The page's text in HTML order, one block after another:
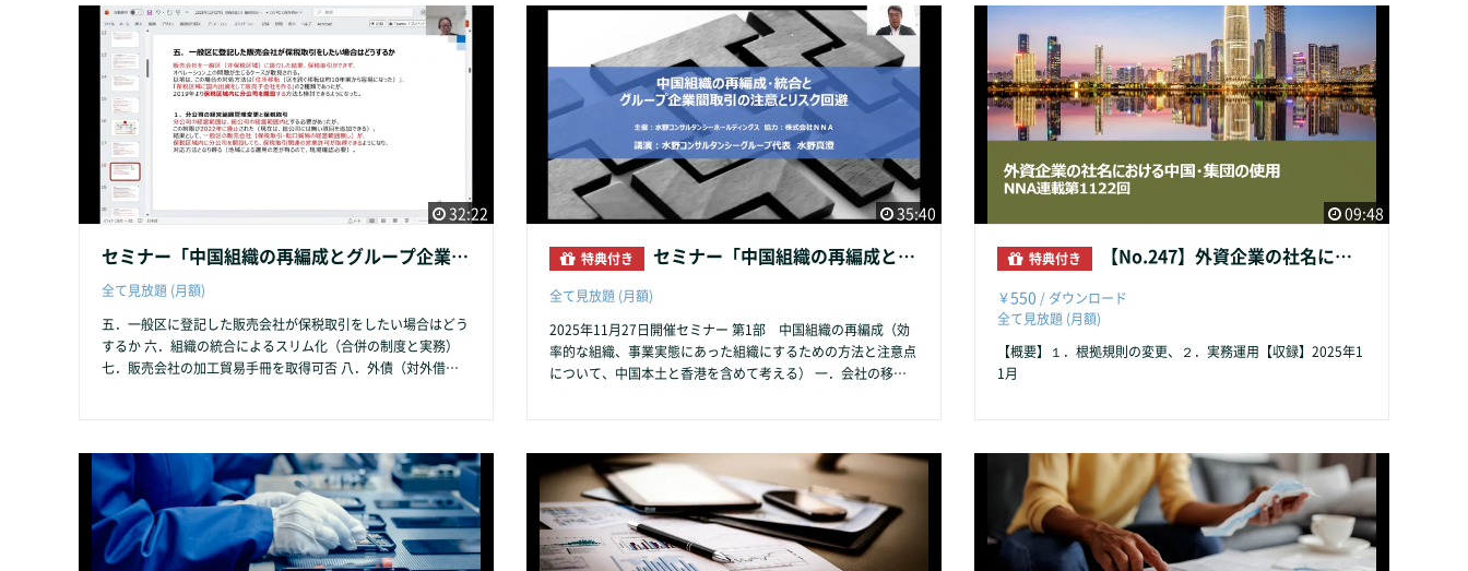
32:22
セミナー「中国組織の再編成とグループ企業間取引の注意とリスク回避」（2）
全て見放題 (月額)
五．一般区に登記した販売会社が保税取引をしたい場合はどう
するか 六．組織の統合によるスリム化（合併の制度と実務）
七．販売会社の加工貿易手冊を取得可否 八．外債（対外借入
35:40
特典付き セミナー「中国組織の再編成とグループ企業間取引の注意とリスク回避」（1）
全て見放題 (月額)
2025年11月27日開催セミナー 第1部 中国組織の再編成（効
率的な組織、事業実態にあった組織にするための方法と注意点
について、中国本土と香港を含めて考える） 一．会社の移転
09:48
特典付き 【No.247】外資企業の社名における中国・集団の使用
￥550 / ダウンロード
全て見放題 (月額)
【概要】１．根拠規則の変更、２．実務運用【収録】2025年1
1月